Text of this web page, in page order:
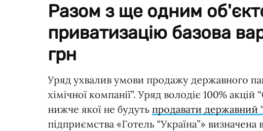
Разом з ще одним
приватизацію базова
грн
Уряд ухвалив умови продажу державного
хімічної компанії”. Уряд володіє 100%
нижче якої не будуть продавати державний
підприємства «Готель “Україна”»